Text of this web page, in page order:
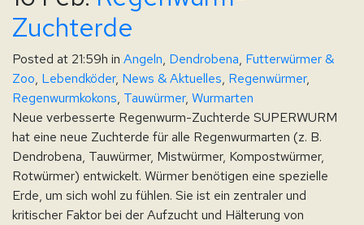
Zuchterde
Posted at 21:59h in Angeln, Dendrobena, Futterwürmer &
Zoo, Lebendköder, News & Aktuelles, Regenwürmer,
Regenwurmkokons, Tauwürmer, Wurmarten
Neue verbesserte Regenwurm-Zuchterde SUPERWURM
hat eine neue Zuchterde für alle Regenwurmarten (z. B.
Dendrobena, Tauwürmer, Mistwürmer, Kompostwürmer,
Rotwürmer) entwickelt. Würmer benötigen eine spezielle
Erde, um sich wohl zu fühlen. Sie ist ein zentraler und
kritischer Faktor bei der Aufzucht und Hälterung von